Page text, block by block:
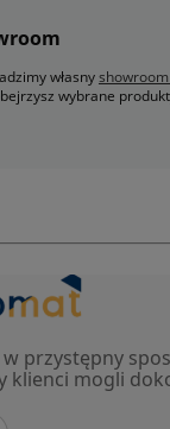
własny
wybrane
przystępny
klienci mogli